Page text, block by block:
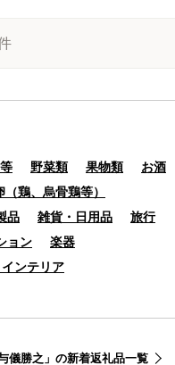
野菜類 果物類
お酒
（鶏、烏骨鶏等）
品 雑貨・日用品
旅行
ョン
楽器
ンテリア
与儀勝之」の新着返礼品一覧